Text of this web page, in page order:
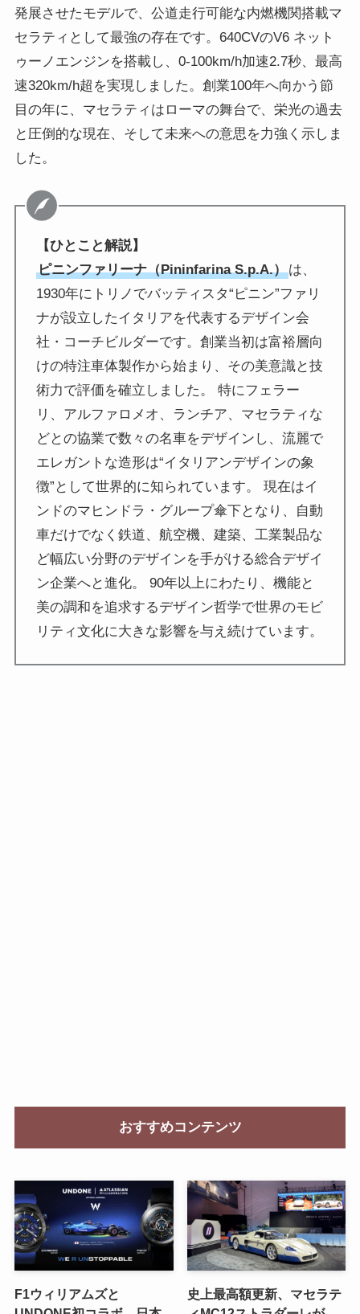
発展させたモデルで、公道走行可能な内燃機関搭載マ
セラティとして最強の存在です。640CVのV6 ネット
ゥーノエンジンを搭載し、0-100km/h加速2.7秒、最高
速320km/h超を実現しました。創業100年へ向かう節
目の年に、マセラティはローマの舞台で、栄光の過去
と圧倒的な現在、そして未来への意思を力強く示しま
した。
【ひとこと解説】
ピニンファリーナ（Pininfarina S.p.A.）は、
1930年にトリノでバッティスタ“ピニン”ファリ
ナが設立したイタリアを代表するデザイン会
社・コーチビルダーです。創業当初は富裕層向
けの特注車体製作から始まり、その美意識と技
術力で評価を確立しました。 特にフェラー
リ、アルファロメオ、ランチア、マセラティな
どとの協業で数々の名車をデザインし、流麗で
エレガントな造形は“イタリアンデザインの象
徴”として世界的に知られています。 現在はイ
ンドのマヒンドラ・グループ傘下となり、自動
車だけでなく鉄道、航空機、建築、工業製品な
ど幅広い分野のデザインを手がける総合デザイ
ン企業へと進化。 90年以上にわたり、機能と
美の調和を追求するデザイン哲学で世界のモビ
リティ文化に大きな影響を与え続けています。
おすすめコンテンツ
F1ウィリアムズと
史上最高額更新、マセラテ